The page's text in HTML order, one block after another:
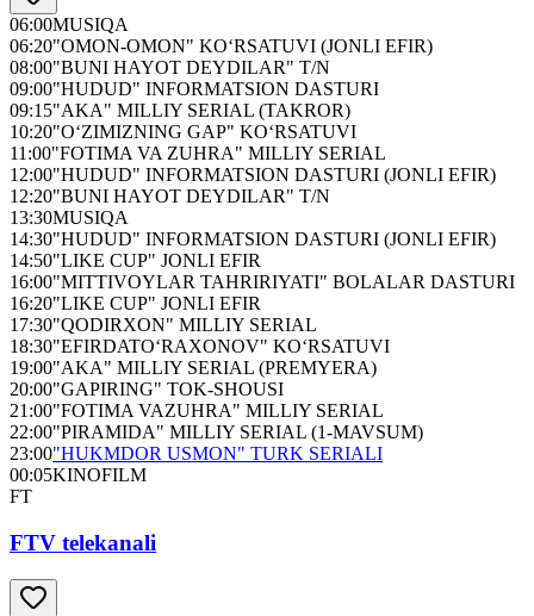
06:00MUSIQA
06:20"OMON-OMON" KO‘RSATUVI (JONLI EFIR)
08:00"BUNI HAYOT DEYDILAR" T/N
09:00"HUDUD" INFORMATSION DASTURI
09:15"AKA" MILLIY SERIAL (TAKROR)
10:20"O‘ZIMIZNING GAP" KO‘RSATUVI
11:00"FOTIMA VA ZUHRA" MILLIY SERIAL
12:00"HUDUD" INFORMATSION DASTURI (JONLI EFIR)
12:20"BUNI HAYOT DEYDILAR" T/N
13:30MUSIQA
14:30"HUDUD" INFORMATSION DASTURI (JONLI EFIR)
14:50"LIKE CUP" JONLI EFIR
16:00"MITTIVOYLAR TAHRIRIYATI" BOLALAR DASTURI
16:20"LIKE CUP" JONLI EFIR
17:30"QODIRXON" MILLIY SERIAL
18:30"EFIRDATO‘RAXONOV" KO‘RSATUVI
19:00"AKA" MILLIY SERIAL (PREMYERA)
20:00"GAPIRING" TOK-SHOUSI
21:00"FOTIMA VAZUHRA" MILLIY SERIAL
22:00"PIRAMIDA" MILLIY SERIAL (1-MAVSUM)
23:00"HUKMDOR USMON" TURK SERIALI
00:05KINOFILM
FT
FTV telekanali